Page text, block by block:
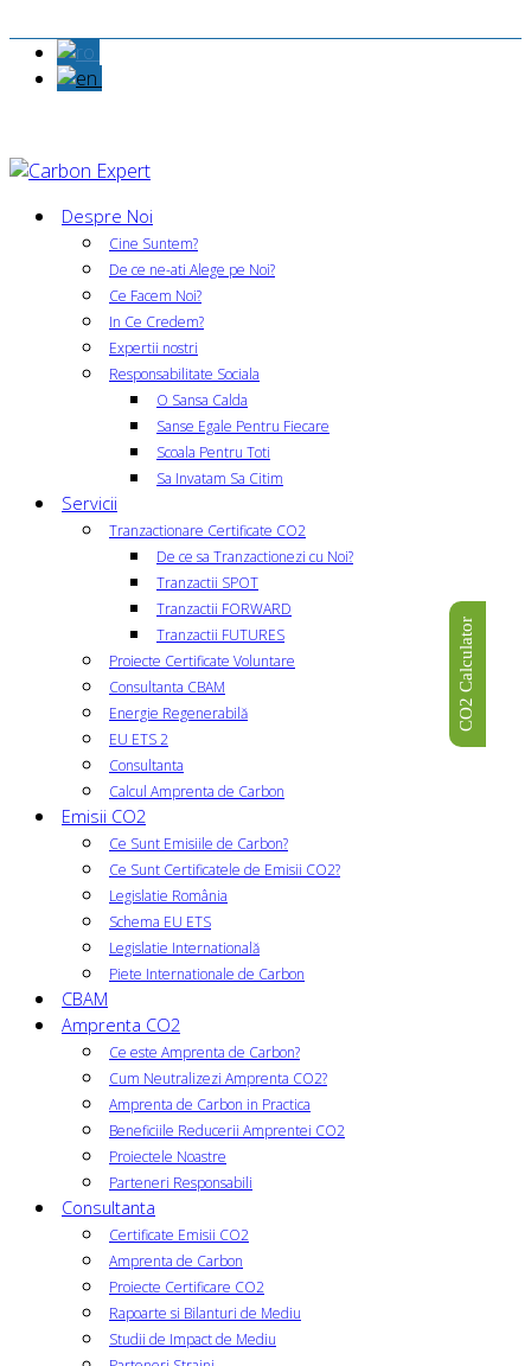
Despre Noi
Cine Suntem?
De ce ne-ati Alege pe Noi?
Ce Facem Noi?
In Ce Credem?
Expertii nostri
Responsabilitate Sociala
O Sansa Calda
Sanse Egale Pentru Fiecare
Scoala Pentru Toti
Sa Invatam Sa Citim
Servicii
Tranzactionare Certificate CO2
De ce sa Tranzactionezi cu Noi?
Tranzactii SPOT
Tranzactii FORWARD
Tranzactii FUTURES
Proiecte Certificate Voluntare
Consultanta CBAM
Energie Regenerabilă
EU ETS 2
Consultanta
Calcul Amprenta de Carbon
Emisii CO2
Ce Sunt Emisiile de Carbon?
Ce Sunt Certificatele de Emisii CO2?
Legislatie România
Schema EU ETS
Legislatie Internatională
Piete Internationale de Carbon
CBAM
Amprenta CO2
Ce este Amprenta de Carbon?
Cum Neutralizezi Amprenta CO2?
Amprenta de Carbon in Practica
Beneficiile Reducerii Amprentei CO2
Proiectele Noastre
Parteneri Responsabili
Consultanta
Certificate Emisii CO2
Amprenta de Carbon
Proiecte Certificare CO2
Rapoarte si Bilanturi de Mediu
Studii de Impact de Mediu
CO2 Calculator